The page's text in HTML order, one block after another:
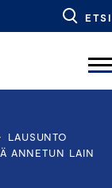
ETSI
LAUSUNTO
ANNETUN LAIN